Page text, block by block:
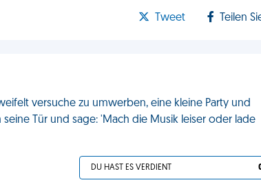
Tweet Teilen
versuche zu umwerben, eine kleine Party und
Tür und sage: 'Mach die Musik leiser oder lade
DU HAST ES VERDIENT